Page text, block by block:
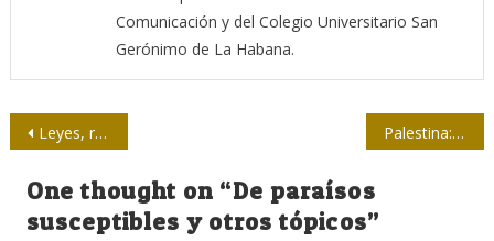
Comunicación y del Colegio Universitario San
Gerónimo de La Habana.
Navegación
de
entradas
Leyes, razones y práctica en la comunicación social Palestina: ¿qué ocurre cuando lo actual deja de ser novedoso?
One thought on “De paraísos
susceptibles y otros tópicos”